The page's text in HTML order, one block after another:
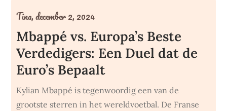
Mbappé vs. Europa’s Beste
Verdedigers: Een Duel dat de
Euro’s Bepaalt
Tina,december 2, 2024
Kylian Mbappé is tegenwoordig een van de
grootste sterren in het wereldvoetbal. De Franse